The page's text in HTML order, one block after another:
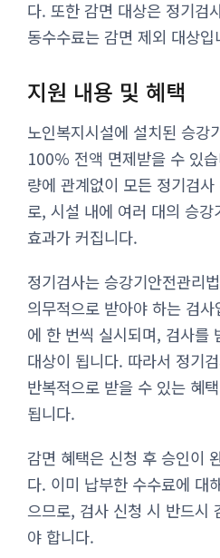
다. 또한 감면 대상은 정기검
동수수료는 감면 제외 대상입
지원 내용 및 혜택
노인복지시설에 설치된 승강
100% 전액 면제받을 수 있
량에 관계없이 모든 정기검
로, 시설 내에 여러 대의 승
효과가 커집니다.
정기검사는 승강기안전관리
의무적으로 받아야 하는 검
에 한 번씩 실시되며, 검사를
대상이 됩니다. 따라서 정기
반복적으로 받을 수 있는 혜
됩니다.
감면 혜택은 신청 후 승인이
다. 이미 납부한 수수료에 대
으므로, 검사 신청 시 반드시
야 합니다.